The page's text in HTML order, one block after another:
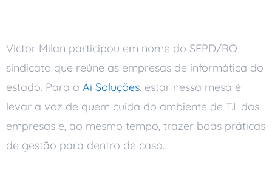
Victor Milan participou em nome do SEPD/RO,
sindicato que reúne as empresas de informática do
estado. Para a Ai Soluções, estar nessa mesa é
levar a voz de quem cuida do ambiente de T.I. das
empresas e, ao mesmo tempo, trazer boas práticas
de gestão para dentro de casa.